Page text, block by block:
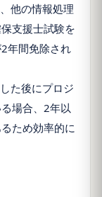
他の情報処理
支援士試験を
年間免除され
た後にプロジ
場合、2年以
ため効率的に